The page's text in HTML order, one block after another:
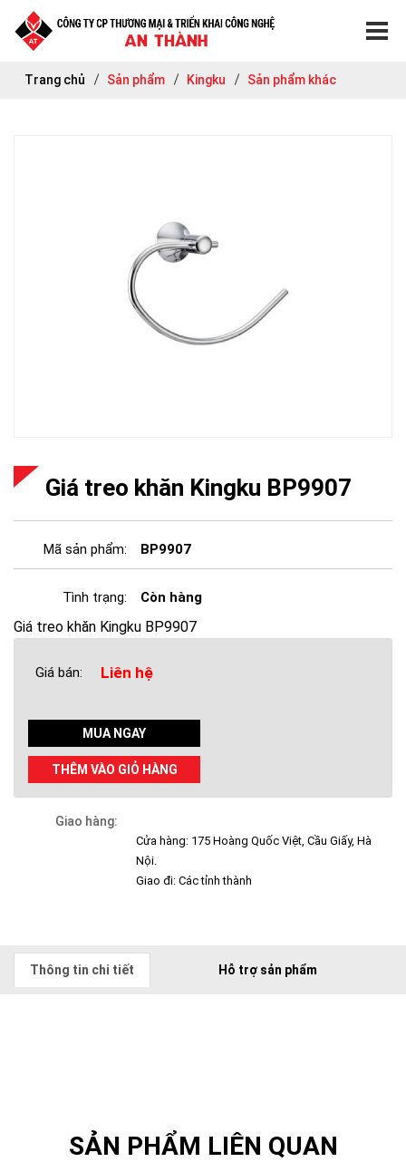
Trang chủ Sản phẩm Kingku Sản phẩm khác
Giá treo khăn Kingku BP9907
Mã sản phẩm: BP9907
Tình trạng: Còn hàng
Giá treo khăn Kingku BP9907
Giá bán: Liên hệ
MUA NGAY
THÊM VÀO GIỎ HÀNG
Giao hàng:
Cửa hàng: 175 Hoàng Quốc Việt, Cầu Giấy, Hà
Nội.
Giao đi: Các tỉnh thành
Thông tin chi tiết Hỗ trợ sản phẩm
SẢN PHẨM LIÊN QUAN